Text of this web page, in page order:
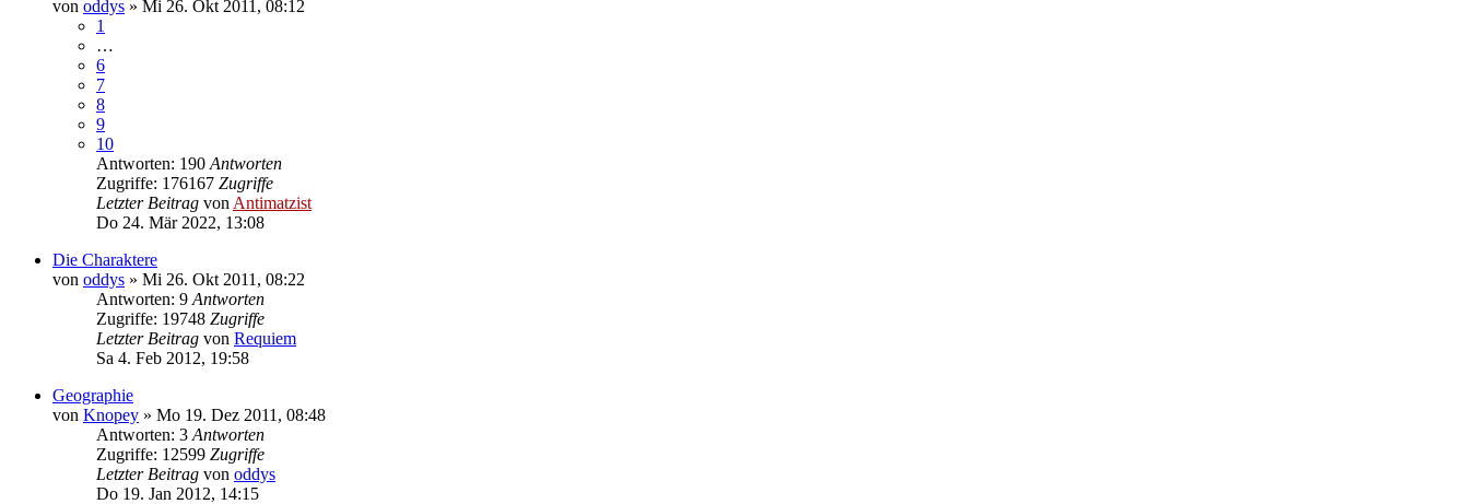
von oddys » Mi 26. Okt 2011, 08:12
1
…
6
7
8
9
10
Antworten: 190 Antworten
Zugriffe: 176167 Zugriffe
Letzter Beitrag von Antimatzist
Do 24. Mär 2022, 13:08
Die Charaktere
von oddys » Mi 26. Okt 2011, 08:22
Antworten: 9 Antworten
Zugriffe: 19748 Zugriffe
Letzter Beitrag von Requiem
Sa 4. Feb 2012, 19:58
Geographie
von Knopey » Mo 19. Dez 2011, 08:48
Antworten: 3 Antworten
Zugriffe: 12599 Zugriffe
Letzter Beitrag von oddys
Do 19. Jan 2012, 14:15